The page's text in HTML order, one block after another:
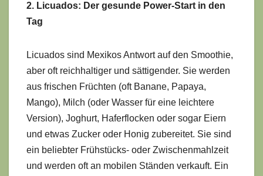
2. Licuados: Der gesunde Power-Start in den
Tag
Licuados sind Mexikos Antwort auf den Smoothie,
aber oft reichhaltiger und sättigender. Sie werden
aus frischen Früchten (oft Banane, Papaya,
Mango), Milch (oder Wasser für eine leichtere
Version), Joghurt, Haferflocken oder sogar Eiern
und etwas Zucker oder Honig zubereitet. Sie sind
ein beliebter Frühstücks- oder Zwischenmahlzeit
und werden oft an mobilen Ständen verkauft. Ein